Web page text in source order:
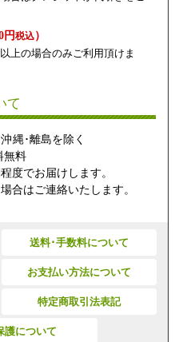
円税込）
上の場合のみご利用頂けま
て
縄･離島を除く
無料
度でお届けします。
はご連絡いたします。
送料･手数料について
お支払い方法について
特定商取引法表記
護について